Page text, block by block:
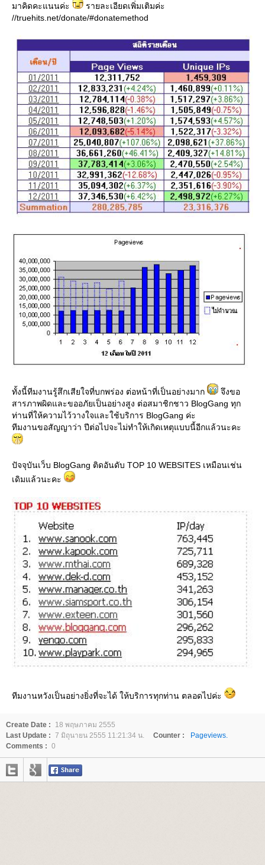
มาคิดคะแนนค่ะ
รายละเอียดเพิ่มเติมค่ะ
//truehits.net/donate/#donatemethod
ทั้งนี้ทีมงานรู้สึกเสียใจที่บกพร่อง ต่อหน้าที่เป็นอย่างมาก
จึงขอ
สารภาพผิดและขออภัยเป็นอย่างสูง ต่อสมาชิกชาว BlogGang ทุก
ท่านที่ให้ความไว้วางใจและใช้บริการ BlogGang ค่ะ
ทีมงานขอสัญญาว่า ปีต่อไปจะไม่ทำให้เกิดเหตุแบบนี้อีกแล้วนะคะ
ปัจจุบันเว็บ BlogGang ติดอันดับ TOP 10 WEBSITES เหมือนเช่น
เดิมแล้วนะคะ
ทีมงานหวังเป็นอย่างยิ่งที่จะได้ ให้บริการทุกท่าน ตลอดไปค่ะ
Create Date :
18 พฤษภาคม 2555
Last Update : 7 มิถุนายน 2555 11:21:34 น. Counter :
Pageviews.
Comments : 0